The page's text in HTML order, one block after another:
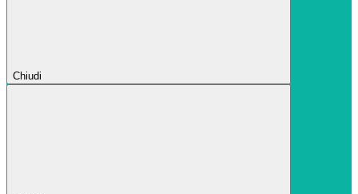
Chiudi